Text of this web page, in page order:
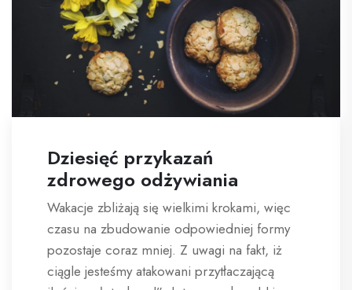
Dziesięć przykazań
zdrowego odżywiania
Wakacje zbliżają się wielkimi krokami, więc
czasu na zbudowanie odpowiedniej formy
pozostaje coraz mniej. Z uwagi na fakt, iż
ciągle jesteśmy atakowani przytłaczającą